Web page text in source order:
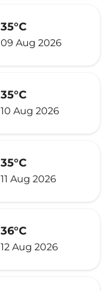
35°C
09 Aug 2026
35°C
10 Aug 2026
35°C
11 Aug 2026
36°C
12 Aug 2026